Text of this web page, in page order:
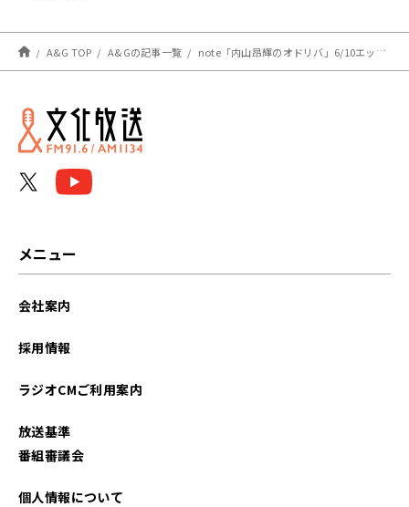
トお知らせ
A&G TOP A&Gの記事一覧 note「内山昂輝のオドリバ」6/10エッセイ「誕生日の呪縛 5」更新しました
メニュー
会社案内
採用情報
ラジオCMご利用案内
放送基準
番組審議会
個人情報について